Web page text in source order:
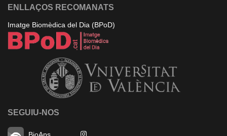
ENLLAÇOS RECOMANATS
Imatge Biomèdica del Dia (BPoD)
SEGUIU-NOS